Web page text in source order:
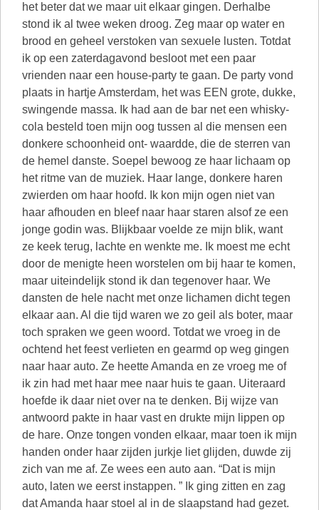
het beter dat we maar uit elkaar gingen. Derhalbe
stond ik al twee weken droog. Zeg maar op water en
brood en geheel verstoken van sexuele lusten. Totdat
ik op een zaterdagavond besloot met een paar
vrienden naar een house-party te gaan. De party vond
plaats in hartje Amsterdam, het was EEN grote, dukke,
swingende massa. Ik had aan de bar net een whisky-
cola besteld toen mijn oog tussen al die mensen een
donkere schoonheid ont- waardde, die de sterren van
de hemel danste. Soepel bewoog ze haar lichaam op
het ritme van de muziek. Haar lange, donkere haren
zwierden om haar hoofd. Ik kon mijn ogen niet van
haar afhouden en bleef naar haar staren alsof ze een
jonge godin was. Blijkbaar voelde ze mijn blik, want
ze keek terug, lachte en wenkte me. Ik moest me echt
door de menigte heen worstelen om bij haar te komen,
maar uiteindelijk stond ik dan tegenover haar. We
dansten de hele nacht met onze lichamen dicht tegen
elkaar aan. Al die tijd waren we zo geil als boter, maar
toch spraken we geen woord. Totdat we vroeg in de
ochtend het feest verlieten en gearmd op weg gingen
naar haar auto. Ze heette Amanda en ze vroeg me of
ik zin had met haar mee naar huis te gaan. Uiteraard
hoefde ik daar niet over na te denken. Bij wijze van
antwoord pakte in haar vast en drukte mijn lippen op
de hare. Onze tongen vonden elkaar, maar toen ik mijn
handen onder haar zijden jurkje liet glijden, duwde zij
zich van me af. Ze wees een auto aan. “Dat is mijn
auto, laten we eerst instappen. ” Ik ging zitten en zag
dat Amanda haar stoel al in de slaapstand had gezet.